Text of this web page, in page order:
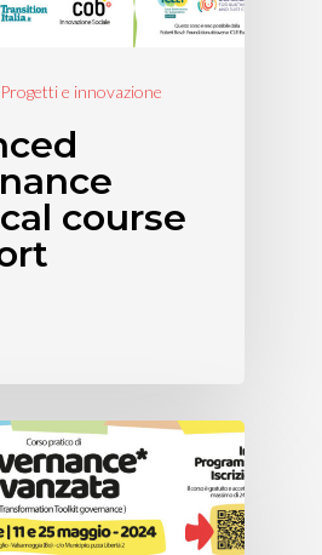
Progetti e innovazione
course